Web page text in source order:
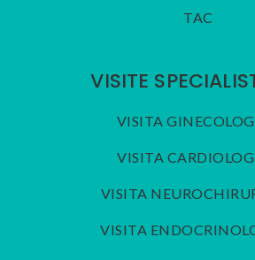
TAC
VISITE
VISITA
VISITA
VISITA
VISITA